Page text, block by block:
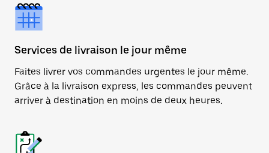
Services de livraison le jour même
Faites livrer vos commandes urgentes le jour même.
Grâce à la livraison express, les commandes peuvent
arriver à destination en moins de deux heures.